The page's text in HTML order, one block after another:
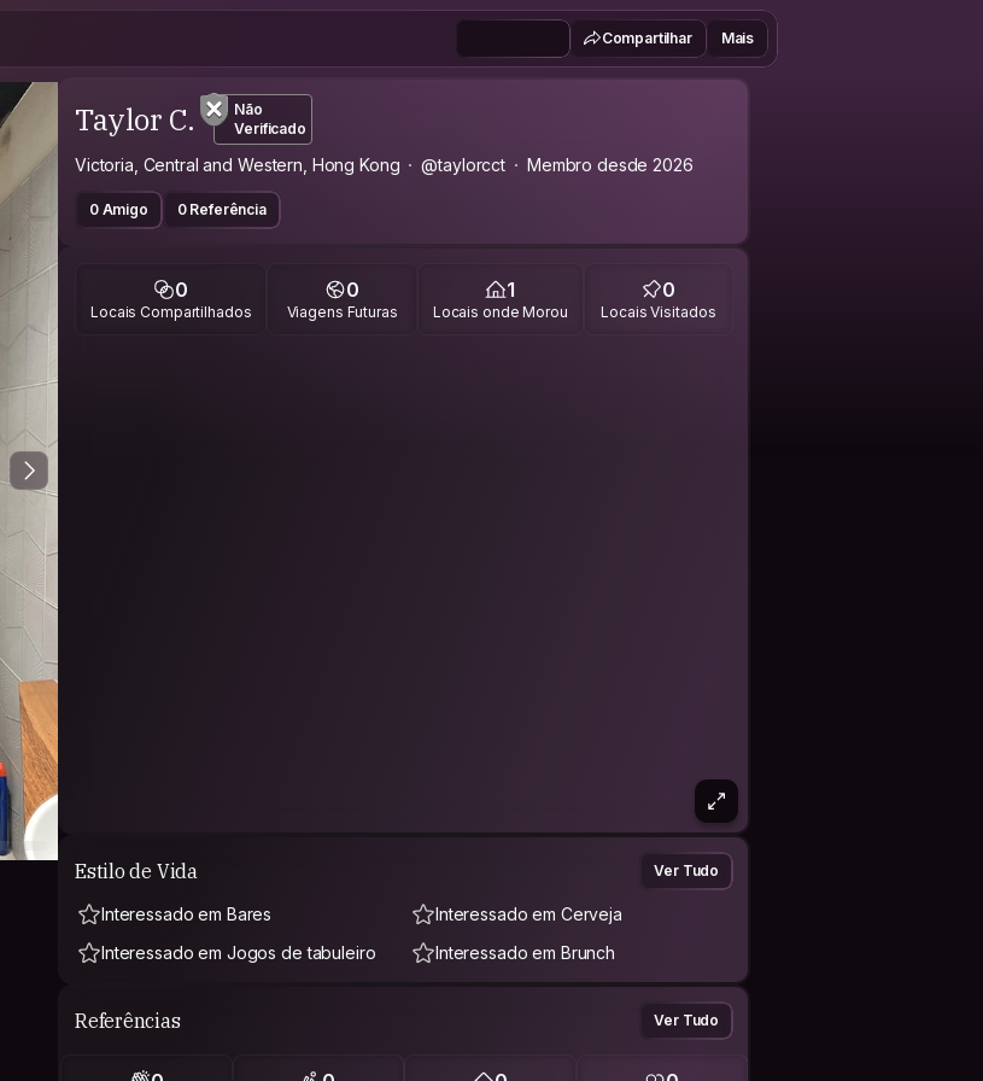
Compartilhar Mais
Taylor C.
Não
Verificado
Victoria, Central and Western, Hong Kong @taylorcct Membro desde 2026
0 Amigo 0 Referência
0
Locais Compartilhados
0
Viagens Futuras
1
Locais onde Morou
0
Locais Visitados
Estilo de Vida Ver Tudo
Interessado em Bares
Interessado em Cerveja
Interessado em Jogos de tabuleiro
Interessado em Brunch
Referências Ver Tudo